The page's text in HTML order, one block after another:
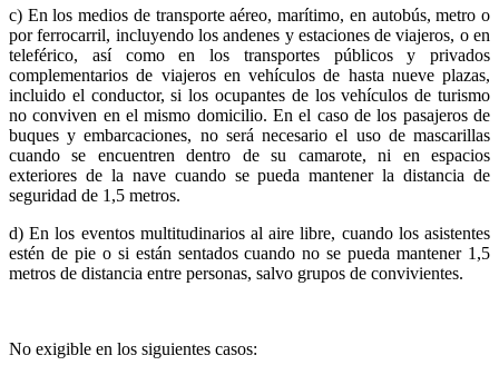
c) En los medios de transporte aéreo, marítimo, en autobús, metro o
por ferrocarril, incluyendo los andenes y estaciones de viajeros, o en
teleférico, así como en los transportes públicos y privados
complementarios de viajeros en vehículos de hasta nueve plazas,
incluido el conductor, si los ocupantes de los vehículos de turismo
no conviven en el mismo domicilio. En el caso de los pasajeros de
buques y embarcaciones, no será necesario el uso de mascarillas
cuando se encuentren dentro de su camarote, ni en espacios
exteriores de la nave cuando se pueda mantener la distancia de
seguridad de 1,5 metros.
d) En los eventos multitudinarios al aire libre, cuando los asistentes
estén de pie o si están sentados cuando no se pueda mantener 1,5
metros de distancia entre personas, salvo grupos de convivientes.
No exigible en los siguientes casos: